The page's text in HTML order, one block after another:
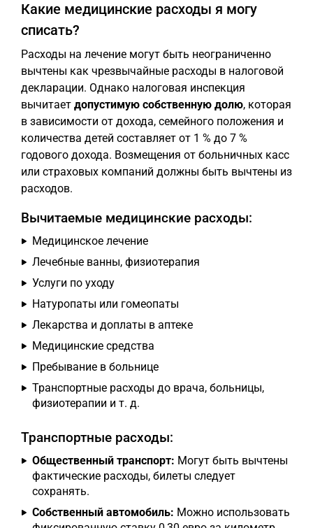
Какие медицинские расходы я могу
списать?
Расходы на лечение могут быть неограниченно
вычтены как чрезвычайные расходы в налоговой
декларации. Однако налоговая инспекция
вычитает допустимую собственную долю, которая
в зависимости от дохода, семейного положения и
количества детей составляет от 1 % до 7 %
годового дохода. Возмещения от больничных касс
или страховых компаний должны быть вычтены из
расходов.
Вычитаемые медицинские расходы:
Медицинское лечение
Лечебные ванны, физиотерапия
Услуги по уходу
Натуропаты или гомеопаты
Лекарства и доплаты в аптеке
Медицинские средства
Пребывание в больнице
Транспортные расходы до врача, больницы,
физиотерапии и т. д.
Транспортные расходы:
Общественный транспорт: Могут быть вычтены
фактические расходы, билеты следует
сохранять.
Собственный автомобиль: Можно использовать